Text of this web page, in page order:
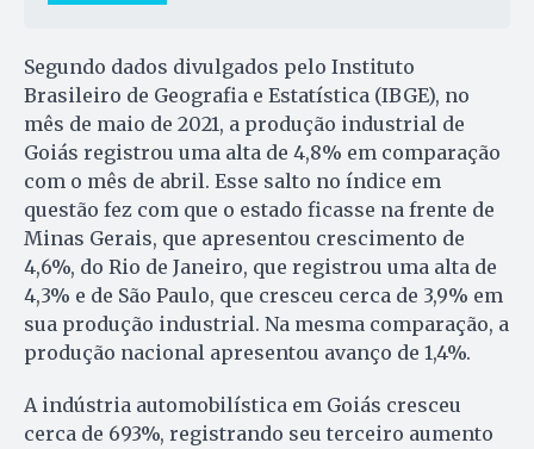
Segundo dados divulgados pelo Instituto
Brasileiro de Geografia e Estatística (IBGE), no
mês de maio de 2021, a produção industrial de
Goiás registrou uma alta de 4,8% em comparação
com o mês de abril. Esse salto no índice em
questão fez com que o estado ficasse na frente de
Minas Gerais, que apresentou crescimento de
4,6%, do Rio de Janeiro, que registrou uma alta de
4,3% e de São Paulo, que cresceu cerca de 3,9% em
sua produção industrial. Na mesma comparação, a
produção nacional apresentou avanço de 1,4%.
A indústria automobilística em Goiás cresceu
cerca de 693%, registrando seu terceiro aumento